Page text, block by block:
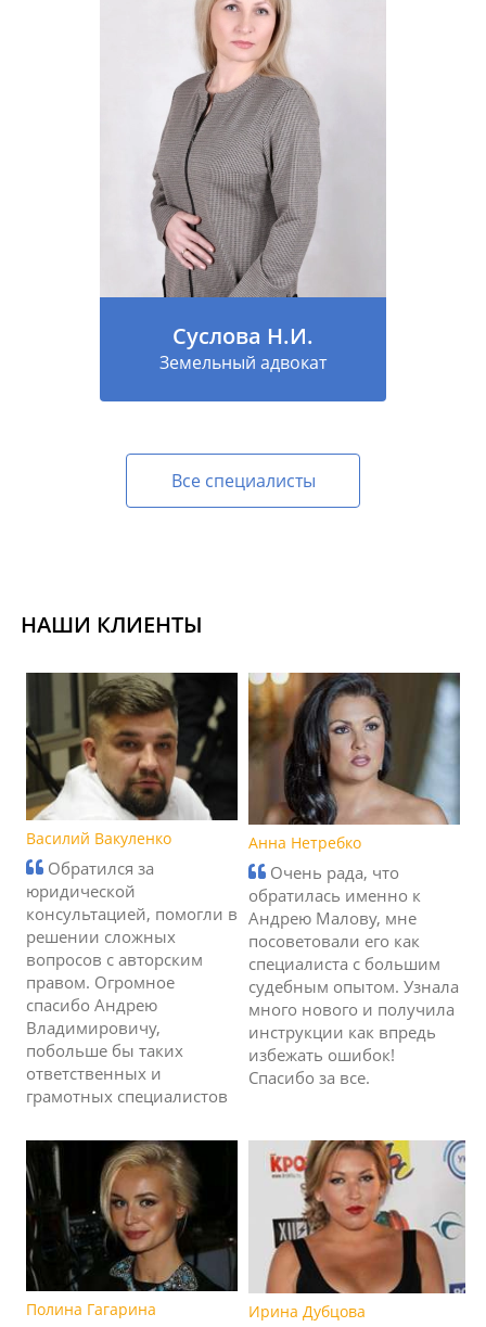
Суслова Н.И.
Земельный адвокат
Все специалисты
НАШИ КЛИЕНТЫ
Василий Вакуленко
Обратился за
юридической
консультацией, помогли в
решении сложных
вопросов с авторским
правом. Огромное
спасибо Андрею
Владимировичу,
побольше бы таких
ответственных и
грамотных специалистов
Анна Нетребко
Очень рада, что
обратилась именно к
Андрею Малову, мне
посоветовали его как
специалиста с большим
судебным опытом. Узнала
много нового и получила
инструкции как впредь
избежать ошибок!
Спасибо за все.
Полина Гагарина Ирина Дубцова